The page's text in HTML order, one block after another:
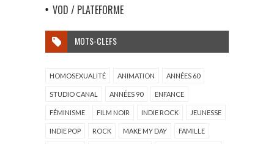
VOD / PLATEFORME
MOTS-CLEFS
HOMOSEXUALITÉ ANIMATION ANNÉES 60
STUDIO CANAL ANNÉES 90 ENFANCE
FÉMINISME FILM NOIR INDIE ROCK JEUNESSE
INDIE POP ROCK MAKE MY DAY FAMILLE